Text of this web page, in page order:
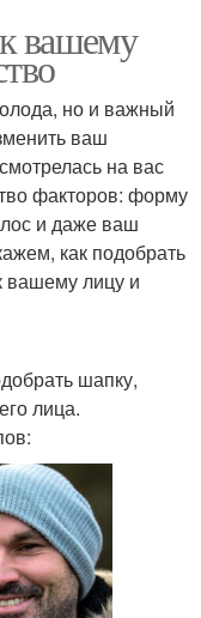
вашему
но и важный
ваш
на вас
факторов: форму
и даже ваш
как подобрать
вашему лицу и
шапку,
лица.